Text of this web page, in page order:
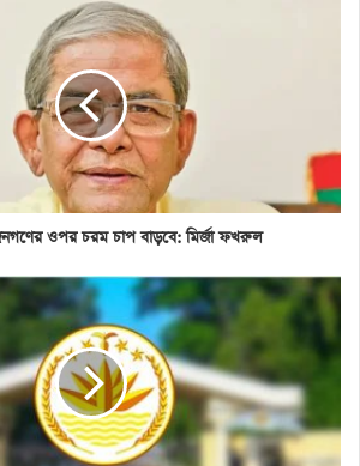
ওপর চরম চাপ বাড়বে: মির্জা ফখরুল